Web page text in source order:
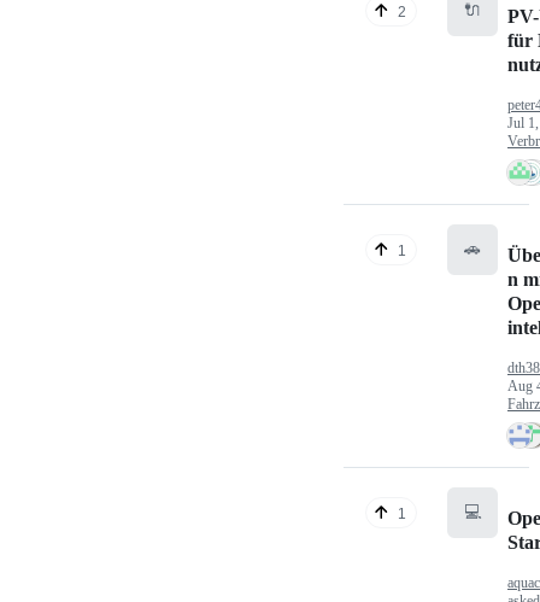
2 🔌
für
Jul
1 🚗
n
Aug
1 💻